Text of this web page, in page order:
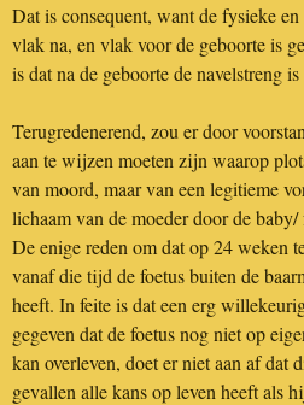
Dat is consequent, want de fysieke
vlak na, en vlak voor de geboorte is
is dat na de geboorte de navelstreng
Terugredenerend, zou er door
aan te wijzen moeten zijn waarop
van moord, maar van een legitieme
lichaam van de moeder door de
De enige reden om dat op 24 weken
vanaf die tijd de foetus buiten de
heeft. In feite is dat een erg
gegeven dat de foetus nog niet op
kan overleven, doet er niet aan af dat
gevallen alle kans op leven heeft als